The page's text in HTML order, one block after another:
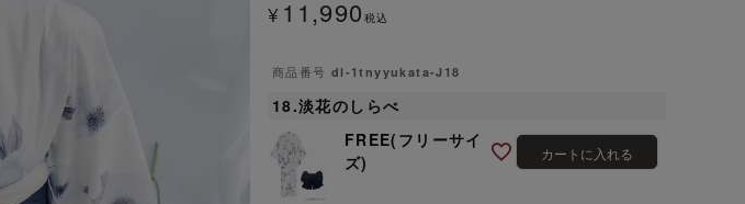
¥ 11,990 税込
商品番号 dl-1tnyyukata-J18
18.淡花のしらべ
FREE(フリーサイ
ズ)
カートに入れる